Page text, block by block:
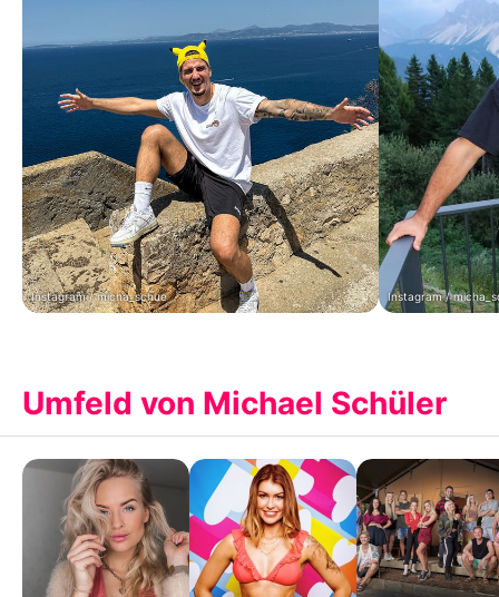
Instagram / micha_schue Instagram /
Umfeld von Michael Schüler